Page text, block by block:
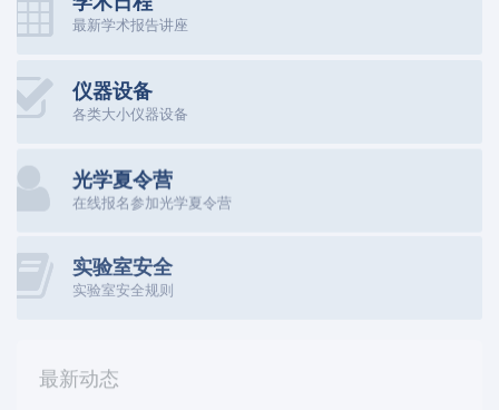
最新学术报告讲座
仪器设备
各类大小仪器设备
光学夏令营
在线报名参加光学夏令营
实验室安全
实验室安全规则
最新动态